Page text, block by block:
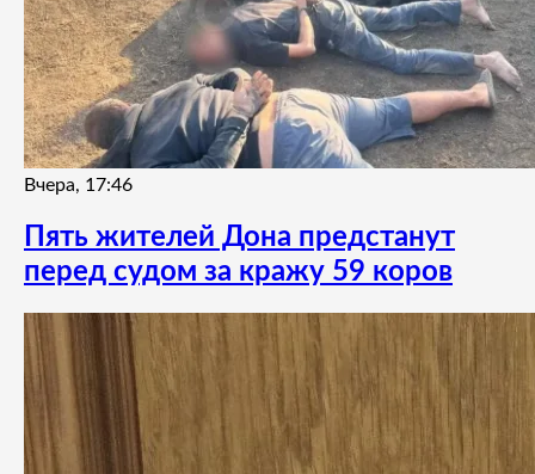
Вчера, 17:46
Пять жителей Дона предстанут
перед судом за кражу 59 коров